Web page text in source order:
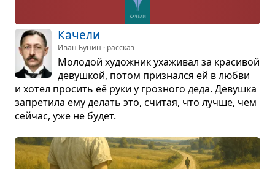
Качели
Иван Бунин · рассказ
Моло­дой худож­ник уха­жи­вал за кра­си­вой
девуш­кой, потом при­знался ей в любви
и хотел про­сить её руки у гроз­ного деда. Девушка
запре­тила ему делать это, счи­тая, что лучше, чем
сейчас, уже не будет.